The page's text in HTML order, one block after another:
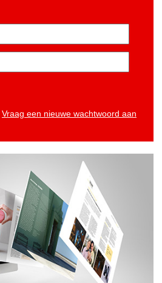
Vraag een nieuwe wachtwoord aan